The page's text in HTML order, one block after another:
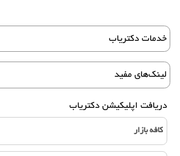
خدمات دکتریاب
لینک‌های مفید
دریافت اپلیکیشن دکتریاب
کافه بازار